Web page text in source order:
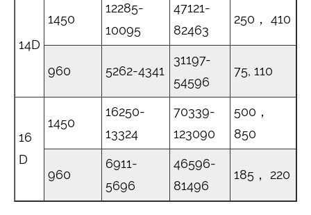
14D
1450
12285-
10095
47121-
82463
250， 410
960 5262-4341
31197-
54596
75, 110
16
D
1450
16250-
13324
70339-
123090
500，
850
960
6911-
5696
46596-
81496
185， 220